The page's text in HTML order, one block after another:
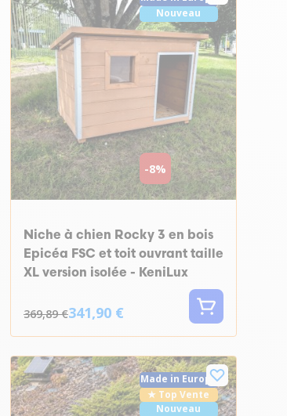
Nouveau
-8%
Niche à chien Rocky 3 en bois
Epicéa FSC et toit ouvrant taille
XL version isolée - KeniLux
369,89 €341,90 €
Made in Europe
★ Top Vente
Nouveau